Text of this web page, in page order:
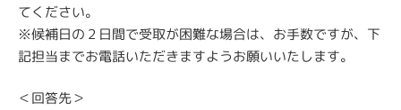
てください。
※候補日の２日間で受取が困難な場合は、お手数ですが、下
記担当までお電話いただきますようお願いいたします。
＜回答先＞